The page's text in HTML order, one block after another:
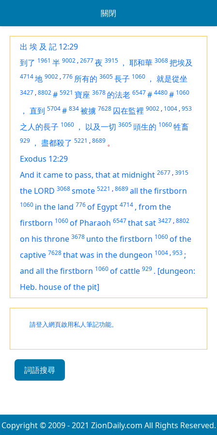
關閉
出 埃 及 記 12:29
到了 1961 半 9002 ,2677夜 3915 ， 耶和華 3068把埃及
4714地 9002 ,776 所有的 3605長子 1060 ， 就是從坐
3427 ,8802# 5921 寶座 3678 的法老 6547# 4480# 1060
， 直到 5704# 834被擄 7628 囚在監裡 9002 , 1004 ,953
之人的長子 1060 ， 以及一切 3605頭生的 1060牲畜
929 ， 盡都殺了 5221 ,8689 。
Exodus 12:29
And it came to pass, that at midnight 2677 ,3915
the LORD 3068smote 5221 ,8689all the firstborn
1060 in the land 776of Egypt 4714 , from the
firstborn 1060of Pharaoh 6547that sat 3427 ,8802
on his throne 3678 unto the firstborn 1060of the
captive 7628thatwas in the dungeon 1004 ,953 ;
and all the firstborn 1060of cattle 929 . [dungeon:
Heb. house of the pit]
請登入網頁啟用私人筆記功能。
詞語搜尋
Copyright © 2009 - 2021 ZionDaily.com All Rights Reserved.